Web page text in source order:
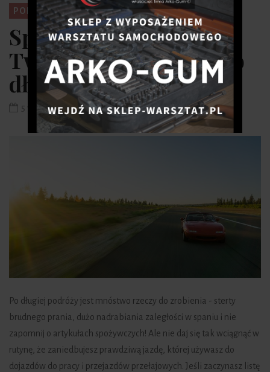
PORADNIK KIEROWCY
Sprawdź te 5 rzeczy w
Twoim samochodzie po
długiej podróży.
5 września 2020
Po długiej podróży jest mnóstwo rzeczy do zrobienia - sterty
brudnego prania, dużo nadrabiania zaległości w spaniu i nie
zapomnij o artykułach spożywczych! Ale nie daj się tak wciągnąć w
rutynę, że zaniedbujesz prawdziwą jazdę, której używasz do
dojazdów do pracy i przejazdów przełajowych. Jeśli zaczynasz listę